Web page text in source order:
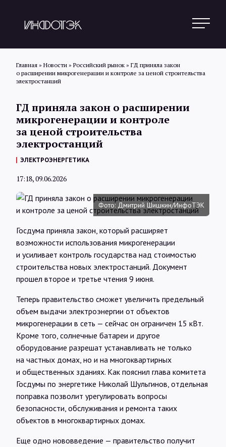
Новости
Обзоры
Интервью
Карты
О нас
@Infotek_Russia
Главная » Новости » Российский рынок » ГД приняла закон
о расширении микрогенерации и контроле за ценой строительства
электростанций
ГД приняла закон о расширении
микрогенерации и контроле
за ценой строительства
электростанций
ЭЛЕКТРОЭНЕРГЕТИКА
17:18, 09.06.2026
Фото: Дмитрий Шишкин/ИнфоТЭК
Госдума приняла закон, который расширяет
возможности использования микрогенерации
и усиливает контроль государства над стоимостью
строительства новых электростанций. Документ
прошел второе и третье чтения 9 июня.
Теперь правительство сможет увеличить предельный
объем выдачи электроэнергии от объектов
микрогенерации в сеть — сейчас он ограничен 15 кВт.
Кроме того, солнечные батареи и другое
оборудование разрешат устанавливать не только
на частных домах, но и на многоквартирных
и общественных зданиях. Как пояснил глава комитета
Госдумы по энергетике Николай Шульгинов, отдельная
поправка позволит урегулировать вопросы
безопасности, обслуживания и ремонта таких
объектов в многоквартирных домах.
Еще одно нововведение — правительство получит